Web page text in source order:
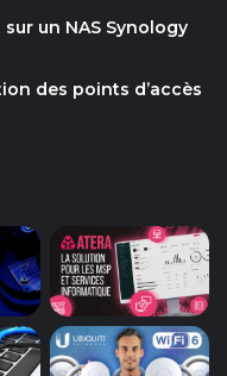
un NAS Synology
des points d’accès